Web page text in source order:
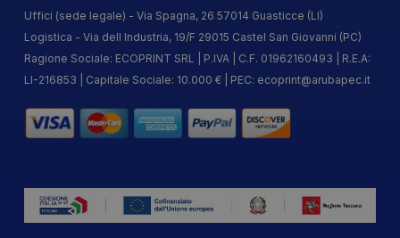
Uffici (sede legale) - Via Spagna, 26 57014 Guasticce (LI)
Logistica - Via dell Industria, 19/F 29015 Castel San Giovanni (PC)
Ragione Sociale: ECOPRINT SRL | P.IVA | C.F. 01962160493 | R.E.A:
LI-216853 | Capitale Sociale: 10.000 € | PEC: ecoprint@arubapec.it